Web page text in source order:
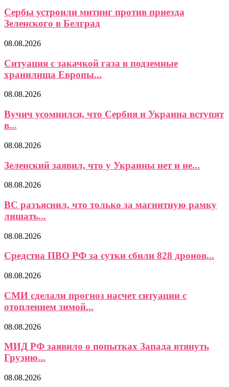
Сербы устроили митинг против приезда
Зеленского в Белград
08.08.2026
Ситуация с закачкой газа в подземные
хранилища Европы...
08.08.2026
Вучич усомнился, что Сербия и Украина вступят
в...
08.08.2026
Зеленский заявил, что у Украины нет и не...
08.08.2026
ВС разъяснил, что только за магнитную рамку
лишать...
08.08.2026
Средства ПВО РФ за сутки сбили 828 дронов...
08.08.2026
СМИ сделали прогноз насчет ситуации с
отоплением зимой...
08.08.2026
МИД РФ заявило о попытках Запада втянуть
Грузию...
08.08.2026